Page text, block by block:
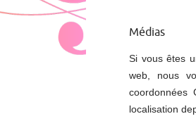
Médias
Si vous êtes
web, nous
coordonnées
localisation